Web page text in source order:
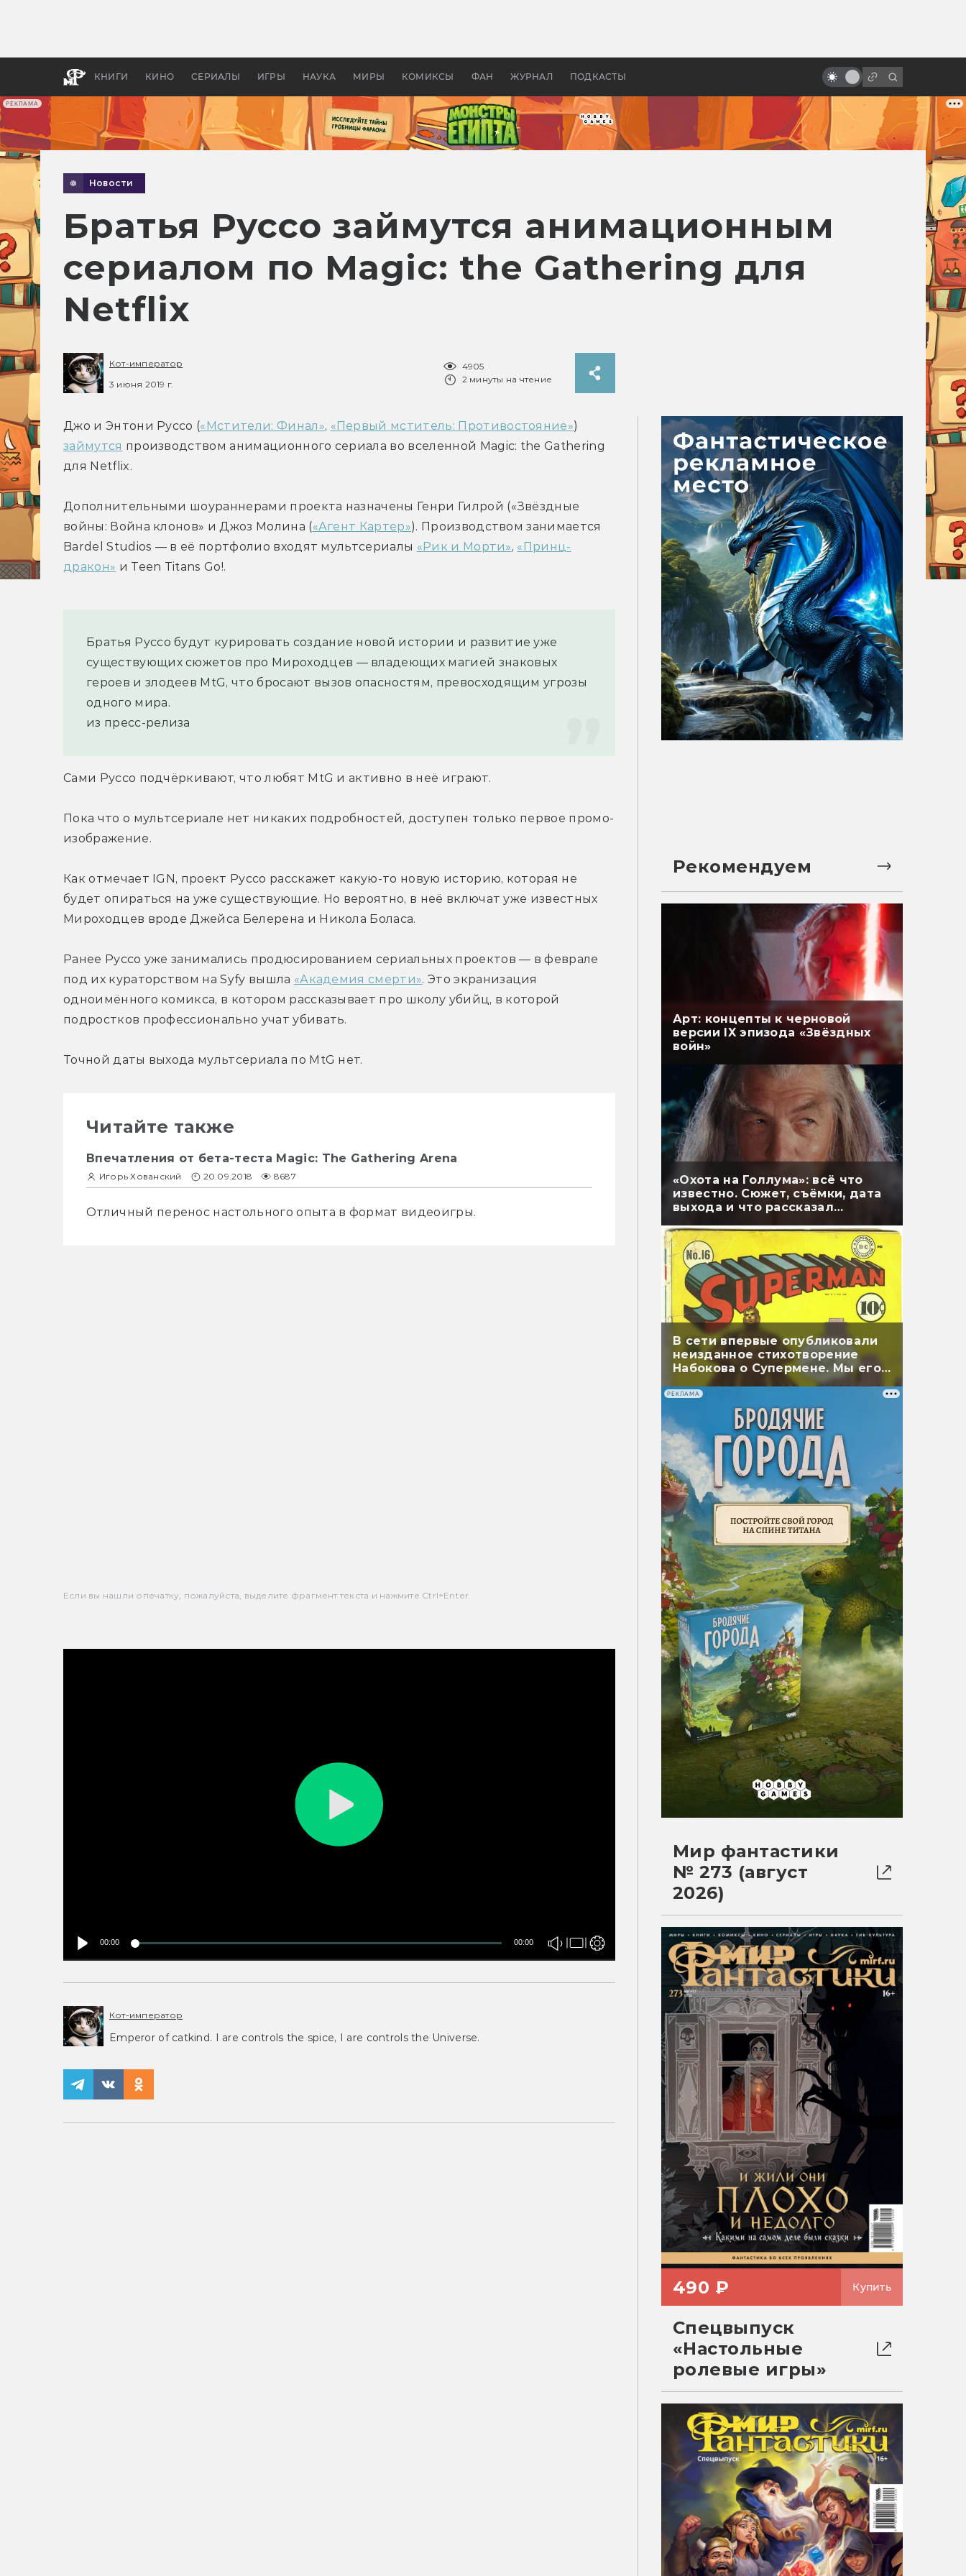
РЕКЛАМА
КНИГИ КИНО СЕРИАЛЫ ИГРЫ НАУКА МИРЫ КОМИКСЫ ФАН ЖУРНАЛ ПОДКАСТЫ
апокалипсис, в России —
бы «Властелина колец»
посмотреть
Новости
Братья Руссо займутся анимационным
сериалом по Magic: the Gathering для
Netflix
Кот-император
3 июня 2019 г.
4905
2 минуты на чтение
Джо и Энтони Руссо («Мстители: Финал», «Первый мститель: Противостояние»
займутся производством анимационного сериала во вселенной Magic: the Gathering
для Netflix.
Дополнительными шоураннерами проекта назначены Генри Гилрой («Звёздные
войны: Война клонов» и Джоз Молина («Агент Картер»). Производством занимается
Bardel Studios — в её портфолио входят мультсериалы «Рик и Морти», «Принц-
дракон» и Teen Titans Go!.
Братья Руссо будут курировать создание новой истории и развитие уже
существующих сюжетов про Мироходцев — владеющих магией знаковых
героев и злодеев MtG, что бросают вызов опасностям, превосходящим угрозы
одного мира.
из пресс-релиза
Сами Руссо подчёркивают, что любят MtG и активно в неё играют.
Пока что о мультсериале нет никаких подробностей, доступен только первое промо-
изображение.
Как отмечает IGN, проект Руссо расскажет какую-то новую историю, которая не
будет опираться на уже существующие. Но вероятно, в неё включат уже известных
Мироходцев вроде Джейса Белерена и Никола Боласа.
Ранее Руссо уже занимались продюсированием сериальных проектов — в феврале
под их кураторством на Syfy вышла «Академия смерти». Это экранизация
одноимённого комикса, в котором рассказывает про школу убийц, в которой
подростков профессионально учат убивать.
Точной даты выхода мультсериала по MtG нет.
Читайте также
Впечатления от бета-теста Magic: The Gathering Arena
Игорь Хованский 20.09.2018 8687
Отличный перенос настольного опыта в формат видеоигры.
Если вы нашли опечатку, пожалуйста, выделите фрагмент текста и нажмите Ctrl+Enter.
00:00 00:00
Кот-император
Emperor of catkind. I are controls the spice, I are controls the Universe.
Рекомендуем
Арт: концепты к черновой
версии IX эпизода «Звёздных
войн»
«Охота на Голлума»: всё что
известно. Сюжет, съёмки, дата
выхода и что рассказал
В сети впервые опубликовали
неизданное стихотворение
Набокова о Супермене. Мы его
перевели
РЕКЛАМА
Мир фантастики
№ 273 (август
2026)
490 ₽ Купить
Спецвыпуск
«Настольные
ролевые игры»